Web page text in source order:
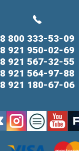
8 800 333-53-09
8 921 950-02-69
8 921 567-32-55
8 921 564-97-88
8 921 180-67-06